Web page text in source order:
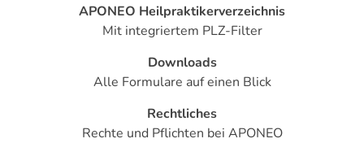
APONEO Heilpraktikerverzeichnis
Mit integriertem PLZ-Filter
Downloads
Alle Formulare auf einen Blick
Rechtliches
Rechte und Pflichten bei APONEO